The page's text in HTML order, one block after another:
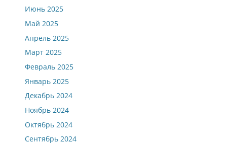
Июнь 2025
Май 2025
Апрель 2025
Март 2025
Февраль 2025
Январь 2025
Декабрь 2024
Ноябрь 2024
Октябрь 2024
Сентябрь 2024